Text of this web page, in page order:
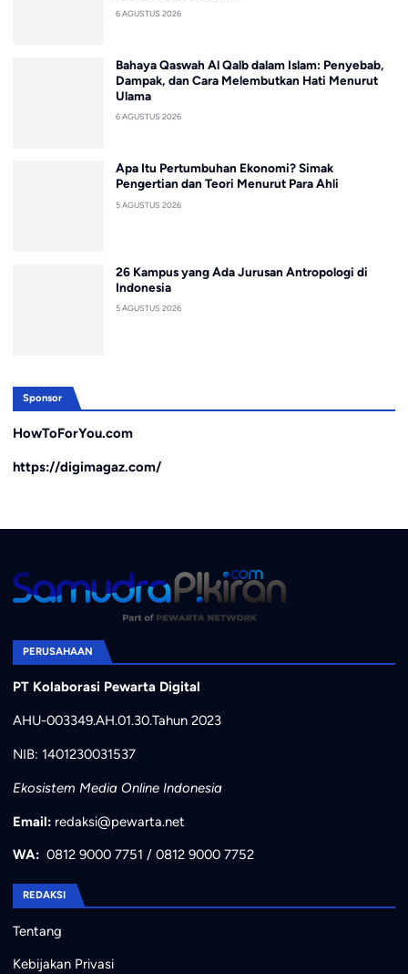
6 AGUSTUS 2026
Bahaya Qaswah Al Qalb dalam Islam: Penyebab,
Dampak, dan Cara Melembutkan Hati Menurut
Ulama
6 AGUSTUS 2026
Apa Itu Pertumbuhan Ekonomi? Simak
Pengertian dan Teori Menurut Para Ahli
5 AGUSTUS 2026
26 Kampus yang Ada Jurusan Antropologi di
Indonesia
5 AGUSTUS 2026
Sponsor
HowToForYou.com
https://digimagaz.com/
PERUSAHAAN
PT Kolaborasi Pewarta Digital
AHU-003349.AH.01.30.Tahun 2023
NIB: 1401230031537
Ekosistem Media Online Indonesia
Email: redaksi@pewarta.net
WA: 0812 9000 7751 / 0812 9000 7752
REDAKSI
Tentang
Kebijakan Privasi